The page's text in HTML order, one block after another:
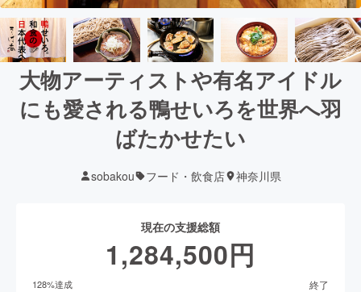
大物アーティストや有名アイドル
にも愛される鴨せいろを世界へ羽
ばたかせたい
sobakou フード・飲食店 神奈川県
現在の支援総額
1,284,500円
128%達成 終了